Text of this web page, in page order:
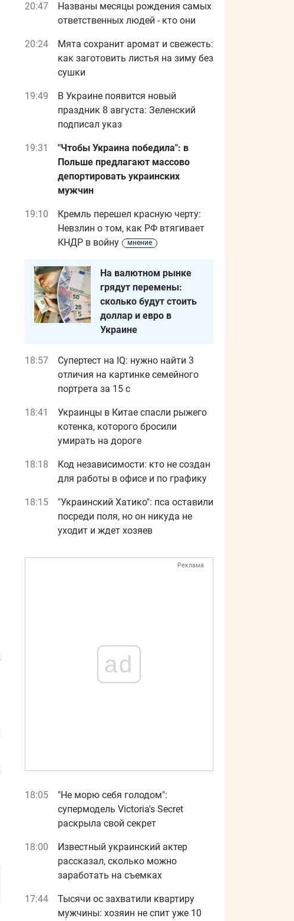
20:47
Названы месяцы рождения самых
ответственных людей - кто они
20:24
Мята сохранит аромат и свежесть:
как заготовить листья на зиму без
сушки
19:49
В Украине появится новый
праздник 8 августа: Зеленский
подписал указ
19:31
"Чтобы Украина победила": в
Польше предлагают массово
депортировать украинских
мужчин
19:10
Кремль перешел красную черту:
Невзлин о том, как РФ втягивает
КНДР в войну
мнение
На валютном рынке
грядут перемены:
сколько будут стоить
доллар и евро в
Украине
18:57
Супертест на IQ: нужно найти 3
отличия на картинке семейного
портрета за 15 с
18:41
Украинцы в Китае спасли рыжего
котенка, которого бросили
умирать на дороге
18:18
Код независимости: кто не создан
для работы в офисе и по графику
18:15
"Украинский Хатико": пса оставили
посреди поля, но он никуда не
уходит и ждет хозяев
Реклама
ad
18:05
"Не морю себя голодом":
супермодель Victoria's Secret
раскрыла свой секрет
18:00
Известный украинский актер
рассказал, сколько можно
заработать на съемках
17:44
Тысячи ос захватили квартиру
мужчины: хозяин не спит уже 10